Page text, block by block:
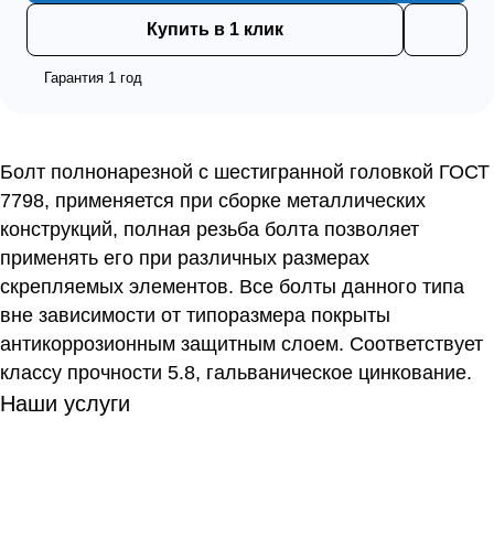
Купить в 1 клик
Гарантия 1 год
Болт полнонарезной с шестигранной головкой ГОСТ
7798, применяется при сборке металлических
конструкций, полная резьба болта позволяет
применять его при различных размерах
скрепляемых элементов. Все болты данного типа
вне зависимости от типоразмера покрыты
антикоррозионным защитным слоем. Соответствует
классу прочности 5.8, гальваническое цинкование.
Наши услуги